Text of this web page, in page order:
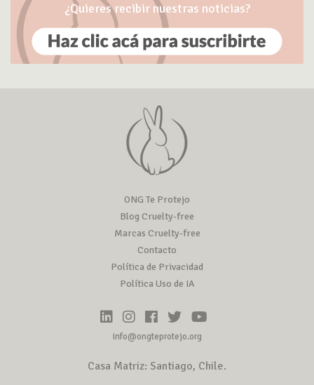
¿Quieres recibir nuestras noticias?
ONG Te Protejo
Blog Cruelty-free
Marcas Cruelty-free
Contacto
Política de Privacidad
Política Uso de IA
info@ongteprotejo.org
Casa Matriz: Santiago, Chile.